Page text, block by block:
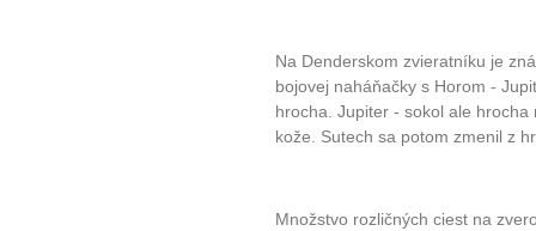
Na Denderskom zvieratníku je
bojovej naháňačky s Horom -
hrocha. Jupiter - sokol ale
kože. Sutech sa potom zmenil z
Množstvo rozličných ciest na